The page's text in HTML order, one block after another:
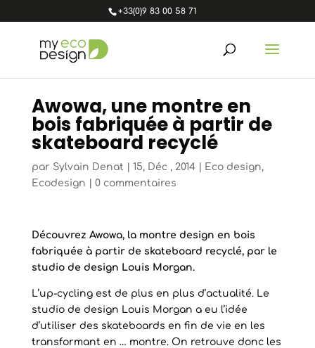
+33(0)9 83 00 58 71
Awowa, une montre en
bois fabriquée à partir de
skateboard recyclé
par Sylvain Denat 15, Déc , 2014| Eco design,
Ecodesign
0 commentaires
Découvrez Awowa, la montre design en bois
fabriquée à partir de skateboard recyclé, par le
studio de design Louis Morgan.
L’up-cycling est de plus en plus d’actualité. Le
studio de design Louis Morgan a eu l’idée
d’utiliser des skateboards en fin de vie en les
transformant en … montre. On retrouve donc les